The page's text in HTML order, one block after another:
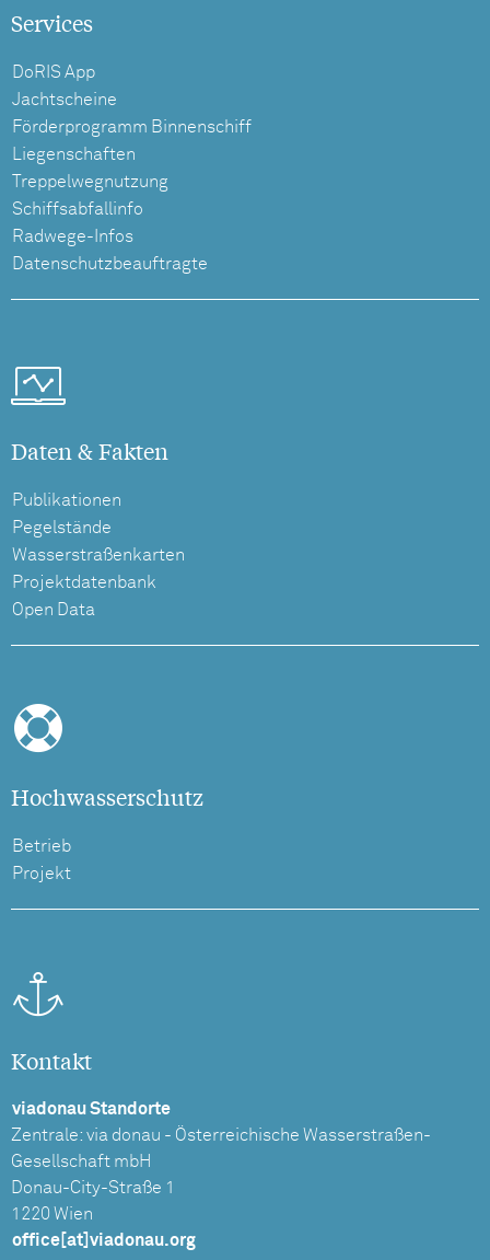
Services
DoRIS App
Jachtscheine
Förderprogramm Binnenschiff
Liegenschaften
Treppelwegnutzung
Schiffsabfallinfo
Radwege-Infos
Datenschutzbeauftragte
Daten & Fakten
Publikationen
Pegelstände
Wasserstraßenkarten
Projektdatenbank
Open Data
Hochwasserschutz
Betrieb
Projekt
Kontakt
viadonau Standorte
Zentrale: via donau - Österreichische Wasserstraßen-
Gesellschaft mbH
Donau-City-Straße 1
1220 Wien
office[at]viadonau.org